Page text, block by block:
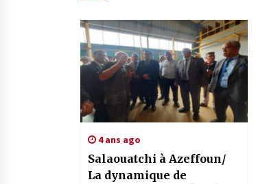
4 ans ago
Salaouatchi à Azeffoun/
La dynamique de